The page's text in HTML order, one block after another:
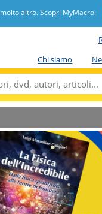
altro. Scopri MyMacro:
Chi siamo